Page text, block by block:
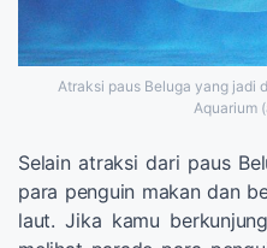
Atraksi paus Beluga yang jadi
Aquarium
Selain atraksi dari paus
para penguin makan dan
laut. Jika kamu